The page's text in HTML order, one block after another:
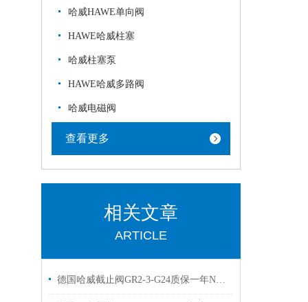
哈威HAWE单向阀
HAWE哈威柱塞
哈威柱塞泵
HAWE哈威多路阀
哈威电磁阀
查看更多
相关文章
ARTICLE
德国哈威截止阀GR2-3-G24质保一年NGR2-1R-N24现货